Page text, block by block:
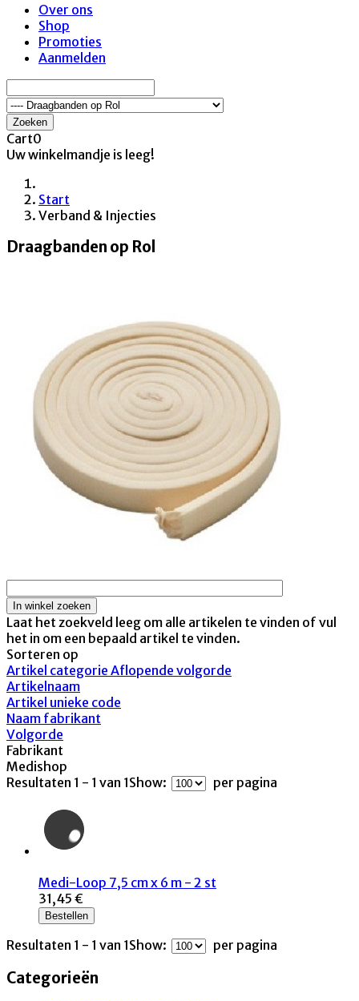
Over ons
Shop
Promoties
Aanmelden
Zoeken
Cart0
Uw winkelmandje is leeg!
Start
Verband & Injecties
Draagbanden op Rol
Laat het zoekveld leeg om alle artikelen te vinden of vul
het in om een bepaald artikel te vinden.
Sorteren op
Artikel categorie Aflopende volgorde
Artikelnaam
Artikel unieke code
Naam fabrikant
Volgorde
Fabrikant
Medishop
Resultaten 1 - 1 van 1Show: per pagina
Medi-Loop 7,5 cm x 6 m - 2 st
31,45 €
Bestellen
Resultaten 1 - 1 van 1Show: per pagina
Categorieën